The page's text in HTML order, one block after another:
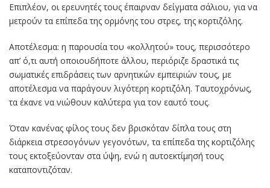
Επιπλέον, οι ερευνητές τους έπαιρναν δείγματα σάλιου, για να
μετρούν τα επίπεδα της ορμόνης του στρες, της κορτιζόλης.
Αποτέλεσμα: η παρουσία του «κολλητού» τους, περισσότερο
απ’ ό,τι αυτή οποιουδήποτε άλλου, περιόριζε δραστικά τις
σωματικές επιδράσεις των αρνητικών εμπειριών τους, με
αποτέλεσμα να παράγουν λιγότερη κορτιζόλη. Ταυτοχρόνως,
τα έκανε να νιώθουν καλύτερα για τον εαυτό τους.
Όταν κανένας φίλος τους δεν βρισκόταν δίπλα τους στη
διάρκεια στρεσογόνων γεγονότων, τα επίπεδα της κορτιζόλης
τους εκτοξεύονταν στα ύψη, ενώ η αυτοεκτίμησή τους
καταποντιζόταν.